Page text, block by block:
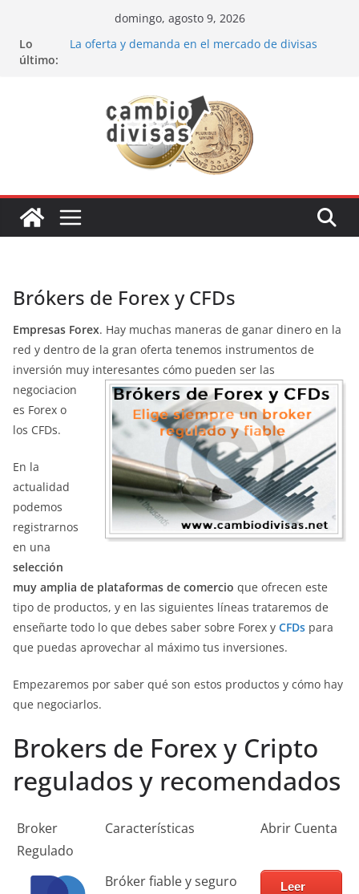
contenido
domingo, agosto 9, 2026
Lo
último:
La oferta y demanda en el mercado de divisas
Oportunidades de inversión en el sector petrolero
en 2024
Los bancos más recomendados para invertir en
Estrategia de los soldados Forex
Brókers de Forex y CFDs
Empresas Forex. Hay muchas maneras de ganar dinero en la
red y dentro de la gran oferta tenemos instrumentos de
inversión muy interesantes cómo pueden ser las
negociacion
es Forex o
los CFDs.
En la
actualidad
podemos
registrarnos
en una
selección
muy amplia de plataformas de comercio que ofrecen este
tipo de productos, y en las siguientes líneas trataremos de
enseñarte todo lo que debes saber sobre Forex y CFDs para
que puedas aprovechar al máximo tus inversiones.
Empezaremos por saber qué son estos productos y cómo hay
que negociarlos.
Brokers de Forex y Cripto
regulados y recomendados
Broker
Regulado
Características Abrir Cuenta
Bróker fiable y seguro
Leer